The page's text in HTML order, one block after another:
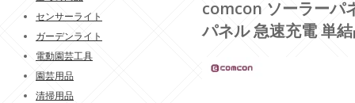
comcon ソーラーパ
パネル 急速充電 単
センサーライト
ガーデンライト
電動園芸工具
園芸用品
清掃用品